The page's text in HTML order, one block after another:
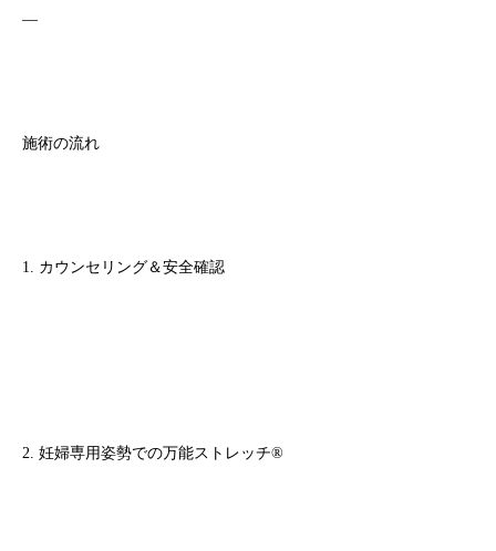
—
施術の流れ
1. カウンセリング＆安全確認
2. 妊婦専用姿勢での万能ストレッチ®